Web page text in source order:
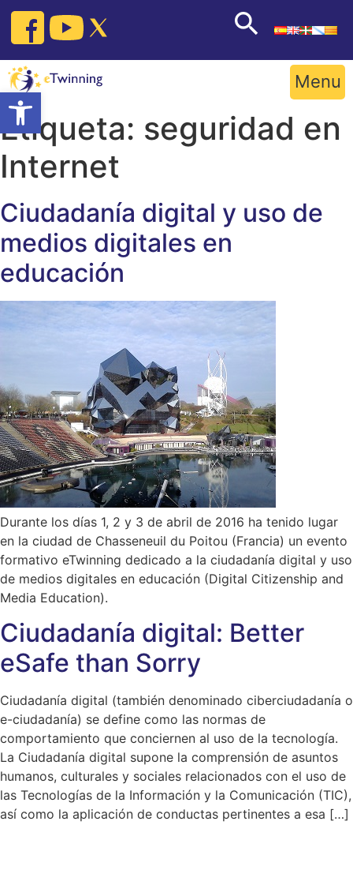
Open toolbar
Skip
content
Menu
Etiqueta: seguridad en
Internet
Ciudadanía digital y uso de
medios digitales en
educación
Durante los días 1, 2 y 3 de abril de 2016 ha tenido lugar
en la ciudad de Chasseneuil du Poitou (Francia) un evento
formativo eTwinning dedicado a la ciudadanía digital y uso
de medios digitales en educación (Digital Citizenship and
Media Education).
Ciudadanía digital: Better
eSafe than Sorry
Ciudadanía digital (también denominado ciberciudadanía o
e-ciudadanía) se define como las normas de
comportamiento que conciernen al uso de la tecnología.
La Ciudadanía digital supone la comprensión de asuntos
humanos, culturales y sociales relacionados con el uso de
las Tecnologías de la Información y la Comunicación (TIC),
así como la aplicación de conductas pertinentes a esa […]